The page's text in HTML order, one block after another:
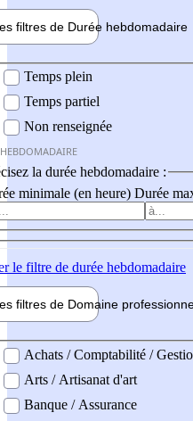
filtres de Durée hebdomadaire
Temps plein
Temps partiel
Non renseignée
la durée hebdomadaire :
minimale (en heure) Durée
le filtre de durée hebdomadaire
filtres de Domaine pro
professionel
Achats / Comptabilité /
Arts / Artisanat d'art
Banque / Assurance